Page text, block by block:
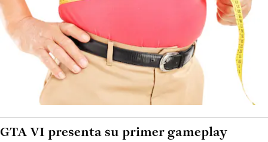
GTA VI presenta su primer gameplay